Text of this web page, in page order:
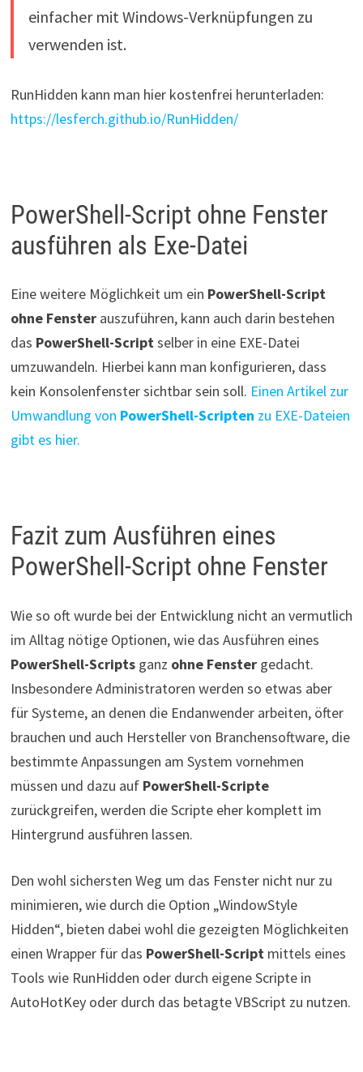
einfacher mit Windows-Verknüpfungen zu
verwenden ist.
RunHidden kann man hier kostenfrei herunterladen:
https://lesferch.github.io/RunHidden/
PowerShell-Script ohne Fenster
ausführen als Exe-Datei
Eine weitere Möglichkeit um ein PowerShell-Script
ohne Fensterauszuführen, kann auch darin bestehen
das PowerShell-Scriptselber in eine EXE-Datei
umzuwandeln. Hierbei kann man konfigurieren, dass
kein Konsolenfenster sichtbar sein soll. Einen Artikel zur
Umwandlung von PowerShell-Scripten zu EXE-Dateien
gibt es hier.
Fazit zum Ausführen eines
PowerShell-Script ohne Fenster
Wie so oft wurde bei der Entwicklung nicht an vermutlich
im Alltag nötige Optionen, wie das Ausführen eines
PowerShell-Scriptsganz ohne Fenstergedacht.
Insbesondere Administratoren werden so etwas aber
für Systeme, an denen die Endanwender arbeiten, öfter
brauchen und auch Hersteller von Branchensoftware, die
bestimmte Anpassungen am System vornehmen
müssen und dazu auf PowerShell-Scripte
zurückgreifen, werden die Scripte eher komplett im
Hintergrund ausführen lassen.
Den wohl sichersten Weg um das Fenster nicht nur zu
minimieren, wie durch die Option „WindowStyle
Hidden“, bieten dabei wohl die gezeigten Möglichkeiten
einen Wrapper für das PowerShell-Scriptmittels eines
Tools wie RunHidden oder durch eigene Scripte in
AutoHotKey oder durch das betagte VBScript zu nutzen.